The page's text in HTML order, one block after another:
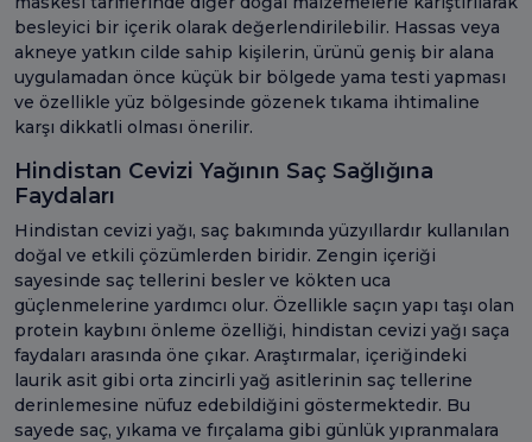
besleyici bir içerik olarak değerlendirilebilir. Hassas veya
akneye yatkın cilde sahip kişilerin, ürünü geniş bir alana
uygulamadan önce küçük bir bölgede yama testi yapması
ve özellikle yüz bölgesinde gözenek tıkama ihtimaline
karşı dikkatli olması önerilir.
Hindistan Cevizi Yağının Saç Sağlığına
Faydaları
Hindistan cevizi yağı, saç bakımında yüzyıllardır kullanılan
doğal ve etkili çözümlerden biridir. Zengin içeriği
sayesinde saç tellerini besler ve kökten uca
güçlenmelerine yardımcı olur. Özellikle saçın yapı taşı olan
protein kaybını önleme özelliği, hindistan cevizi yağı saça
faydaları arasında öne çıkar. Araştırmalar, içeriğindeki
laurik asit gibi orta zincirli yağ asitlerinin saç tellerine
derinlemesine nüfuz edebildiğini göstermektedir. Bu
sayede saç, yıkama ve fırçalama gibi günlük yıpranmalara